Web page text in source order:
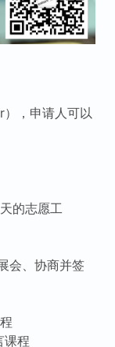
，申请人可以
的志愿工
会、协商并签
课程